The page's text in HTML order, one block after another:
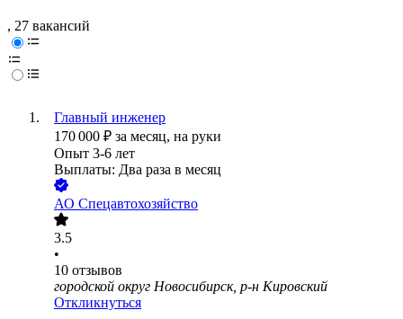
, 27 вакансий
Главный инженер
170 000 ₽ за месяц, на руки
Опыт 3-6 лет
Выплаты: Два раза в месяц
АО Спецавтохозяйство
3.5
•
10 отзывов
городской округ Новосибирск, р-н Кировский
Откликнуться